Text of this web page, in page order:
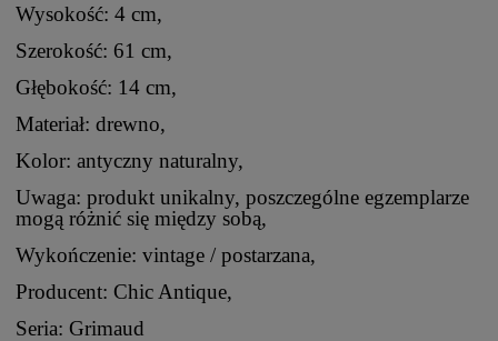
Wysokość: 4 cm,
Szerokość: 61 cm,
Głębokość: 14 cm,
Materiał: drewno,
Kolor: antyczny naturalny,
Uwaga: produkt unikalny, poszczególne egzemplarze
mogą różnić się między sobą,
Wykończenie: vintage / postarzana,
Producent: Chic Antique,
Seria: Grimaud